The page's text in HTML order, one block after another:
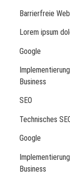
Barrierfreie
Lorem ipsum
Google
Business
SEO
Technisches
Google
Business